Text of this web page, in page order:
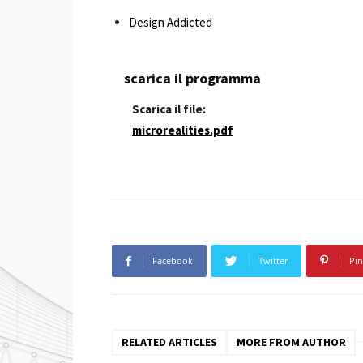
Design Addicted
scarica il programma
Scarica il file:
microrealities.pdf
Facebook Twitter
RELATED ARTICLES MORE FROM AUTHOR